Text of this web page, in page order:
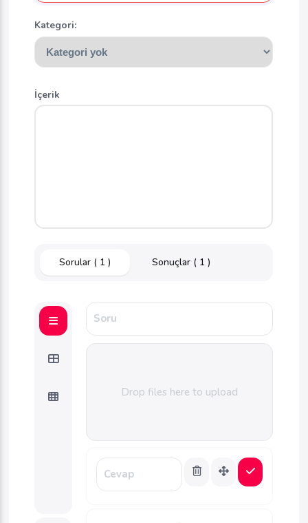
Kategori:
İçerik
Sorular ( 1 ) Sonuçlar ( 1 )
Drop files here to upload